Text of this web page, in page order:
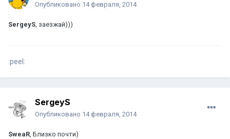
Опубликовано 14 февраля, 2014
SergeyS, заезжай)))
:peel:
SergeyS
Опубликовано 14 февраля, 2014
SweaR, Близко почти)